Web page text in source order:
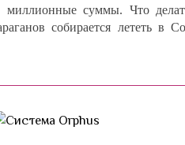
миллионные суммы. Что
собирается лететь в